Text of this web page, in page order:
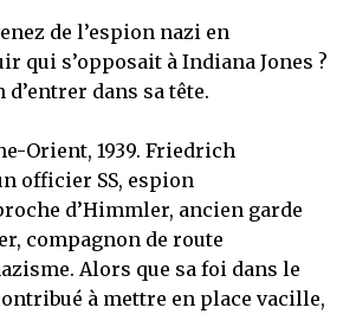
de l’espion nazi en
qui s’opposait à Indiana Jones ?
d’entrer dans sa tête.
Orient, 1939. Friedrich
officier SS, espion
d’Himmler, ancien garde
compagnon de route
Alors que sa foi dans le
à mettre en place vacille,